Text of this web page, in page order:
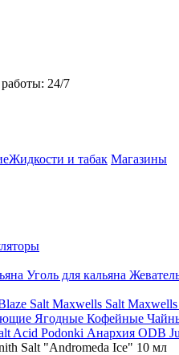
24/7
Жидкости и табак Магазины
Уголь для кальяна
Salt Maxwells Salt Maxwells
Ягодные Кофейные
Acid Podonki Анархия ODB
Salt "Andromeda Ice" 10 мл